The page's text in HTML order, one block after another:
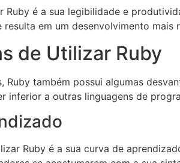
Ruby é a sua legibilidade e
resulta em um desenvolvimento mais
de Utilizar Ruby
Ruby também possui algumas
inferior a outras linguagens de
Ruby é a sua curva de